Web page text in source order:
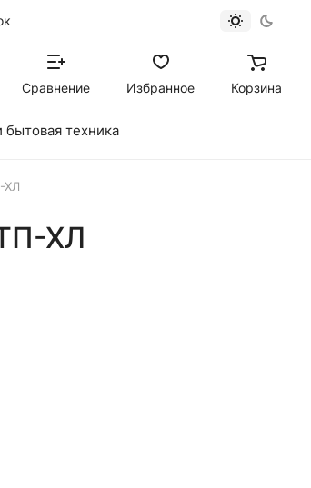
Сравнение Избранное Корзина
бытовая техника
ХЛ
ХЛ